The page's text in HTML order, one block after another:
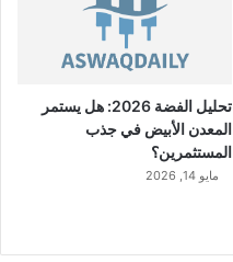
تحليل الفضة 2026: هل يستمر
المعدن الأبيض في جذب
المستثمرين؟
مايو 14, 2026